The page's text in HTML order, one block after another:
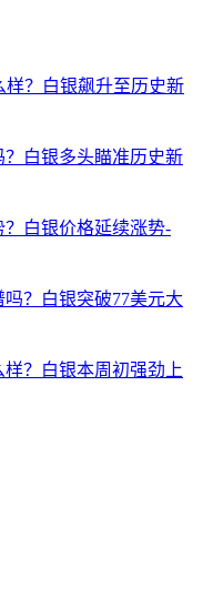
样？白银飙升至历史新
？白银多头瞄准历史新
？白银价格延续涨势-
吗？白银突破77美元大
样？白银本周初强劲上